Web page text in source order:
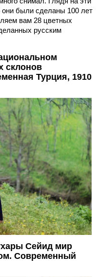
они были сделаны 100 лет
вам 28 цветных
русским
склонов
Турция, 1910
Сейид мир
Современный